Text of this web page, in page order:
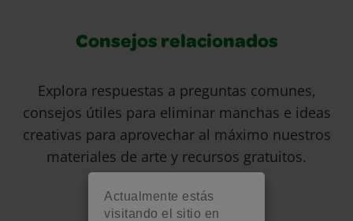
Actualmente estás
visitando el sitio en
Consejos relacionados
Explora respuestas a preguntas comunes,
consejos útiles para eliminar manchas e ideas
creativas para aprovechar al máximo nuestros
materiales de arte y recursos gratuitos.